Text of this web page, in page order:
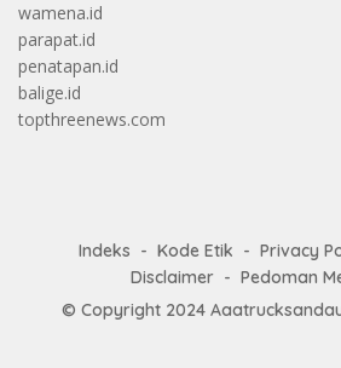
wamena.id
parapat.id
penatapan.id
balige.id
topthreenews.com
Indeks Kode Etik Privacy
Disclaimer
Pedoman
© Copyright 2024